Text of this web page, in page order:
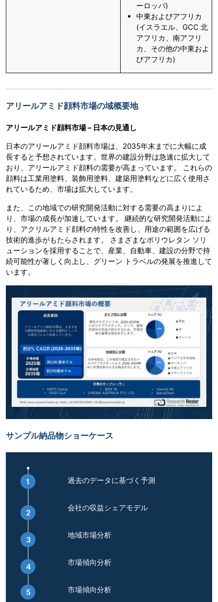
ーロッパ)
中東およびアフリカ
(イスラエル、GCC 北
アフリカ、南アフリ
カ、その他の中東およ
びアフリカ)
アリールアミド顔料市場の域概要地
アリールアミド顔料市場 – 日本の見通し
日本のアリールアミド顔料市場は、2035年末までに大幅に成
長すると予想されています。世界の建設分野は急速に拡大して
おり、アリールアミド顔料の需要が高まっています。 これらの
顔料は工業用塗料、装飾用塗料、建築用塗料などに広く使用さ
れているため、市場は拡大しています。
また、この地域での研究開発活動に対する需要の高まりによ
り、市場の成長が加速しています。 継続的な研究開発活動によ
り、アクリルアミド顔料の特性を改善し、用途の範囲を広げる
技術的進歩がもたらされます。 さまざまなポリウレタン ソリ
ューションを採用することで、産業、自動車、建設の分野で持
続可能性が著しく向上し、グリーン トラベルの発展を推進して
います。
サンプル納品物ショーケース
過去のデータに基づく予測
会社の収益シェアモデル
地域市場分析
市場傾向分析
市場傾向分析